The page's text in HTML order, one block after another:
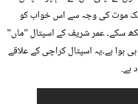
موت کی وجہ سے اس خواب کو
سکے۔ عمر شریف کے اسپتال "ماں"
ہوا ہے۔یہ اسپتال کراچی کے علاقے
ہے.